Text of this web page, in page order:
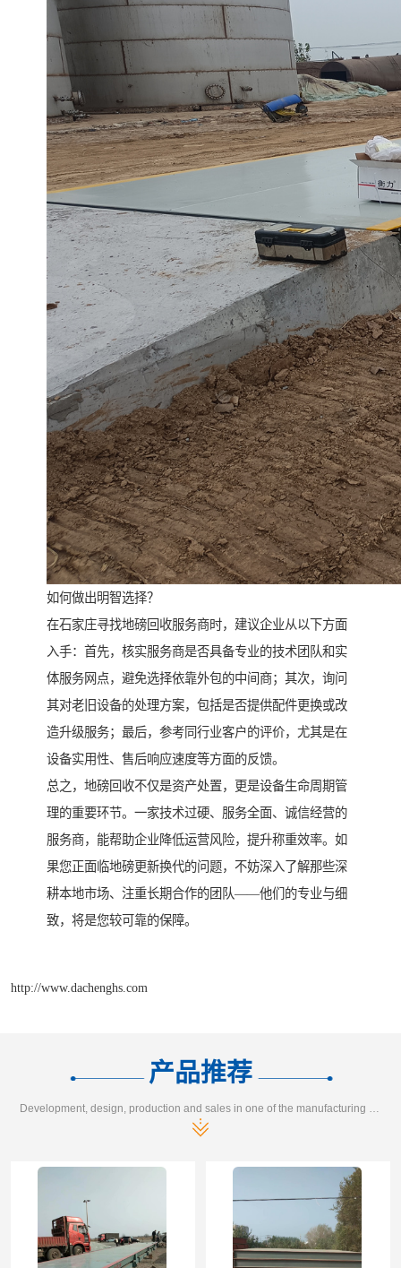
如何做出明智选择？
在石家庄寻找地磅回收服务商时，建议企业从以下方面
入手：首先，核实服务商是否具备专业的技术团队和实
体服务网点，避免选择依靠外包的中间商；其次，询问
其对老旧设备的处理方案，包括是否提供配件更换或改
造升级服务；最后，参考同行业客户的评价，尤其是在
设备实用性、售后响应速度等方面的反馈。
总之，地磅回收不仅是资产处置，更是设备生命周期管
理的重要环节。一家技术过硬、服务全面、诚信经营的
服务商，能帮助企业降低运营风险，提升称重效率。如
果您正面临地磅更新换代的问题，不妨深入了解那些深
耕本地市场、注重长期合作的团队——他们的专业与细
致，将是您较可靠的保障。
http://www.dachenghs.com
产品推荐